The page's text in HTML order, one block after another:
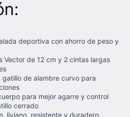
deportiva con ahorro de peso y
Vector de 12 cm y 2 cintas largas
gatillo de alambre curvo para
para mejor agarre y control
cerrado
liviano, resistente y duradero